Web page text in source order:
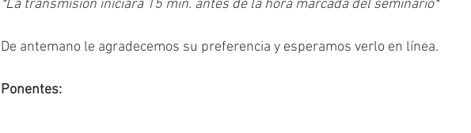
*La transmisión iniciará 15 min. antes de la hora marcada del seminario*
De antemano le agradecemos su preferencia y esperamos verlo en línea.
Ponentes: